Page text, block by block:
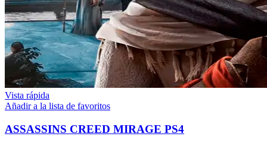
Vista rápida
Añadir a la lista de favoritos
ASSASSINS CREED MIRAGE PS4